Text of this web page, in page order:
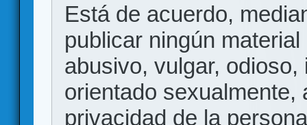
Está de acuerdo,
publicar ningún
abusivo, vulgar,
orientado sexualmente,
privacidad de la